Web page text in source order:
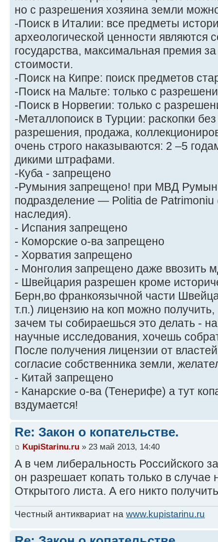
но с разрешения хозяина земли
-Поиск в Италии: все предметы
археологической ценности являются
государства, максимальная премия
стоимости.
-Поиск на Кипре: поиск предметов
-Поиск на Мальте: только с
-Поиск в Норвегии: только с
-Металлопоиск в Турции: раскопки
разрешения, продажа,
очень строго наказываются: 2 –5
дикими штрафами.
-Куба - запрещено
-Румыния запрещено! при МВД
подразделение — Politia de Patrimoniu
наследия).
- Испания запрещено
- Коморские о-ва запрещено
- Хорватия запрещено
- Монголия запрещено даже ввозить
- Швейцария разрешен кроме
Берн,во франкоязычной части
т.п.) лицензию на коп можно
зачем ты собираешься это делать -
научные исследования, хочешь
После получения лицензии от
согласие собственника земли,
- Китай запрещено
- Канарские о-ва (Тенерифе) а тут
вздумается!
Re: Закон о копательстве.
KupiStarinu.ru » 23 май 2013, 14:40
А в чем либеральность Российского
он разрешает копать только в случае
Открытого листа. А его никто
Честный антиквариат на www.kupistarinu.ru